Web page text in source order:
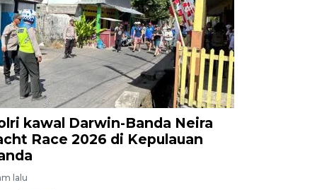
kawal Darwin-Banda Neira
Race 2026 di Kepulauan
lalu